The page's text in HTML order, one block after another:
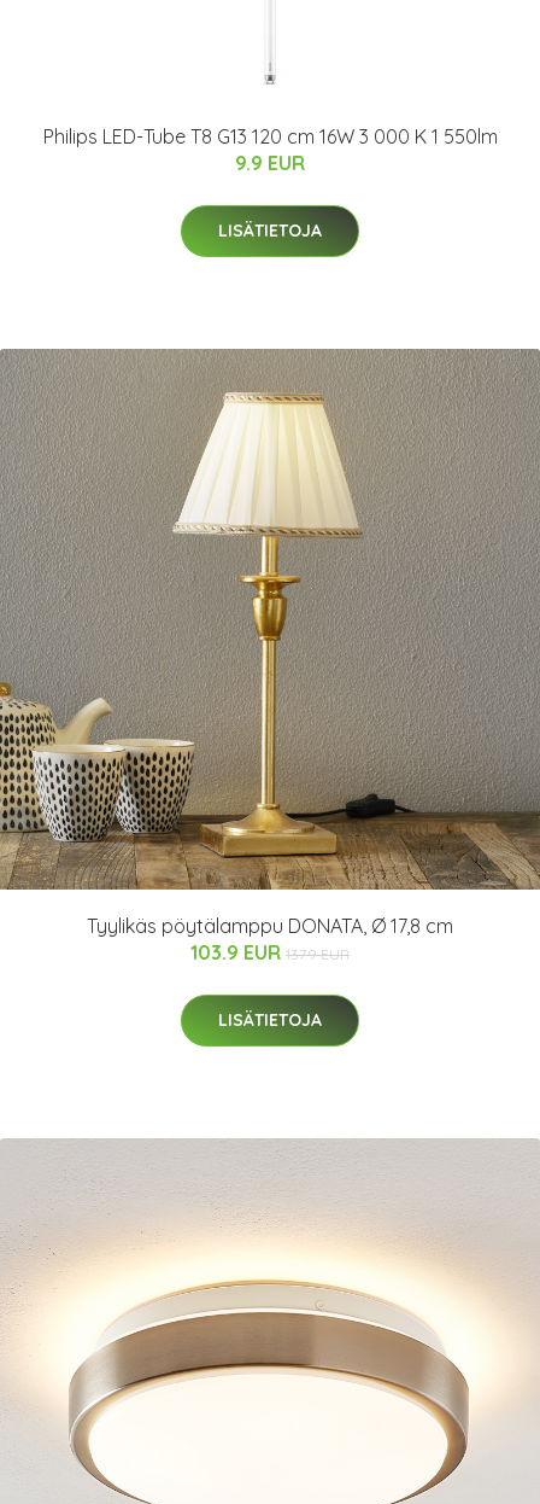
Philips LED-Tube T8 G13 120 cm 16W 3 000 K 1 550lm
9.9 EUR
LISÄTIETOJA
Tyylikäs pöytälamppu DONATA, Ø 17,8 cm
103.9 EUR 137.9 EUR
LISÄTIETOJA